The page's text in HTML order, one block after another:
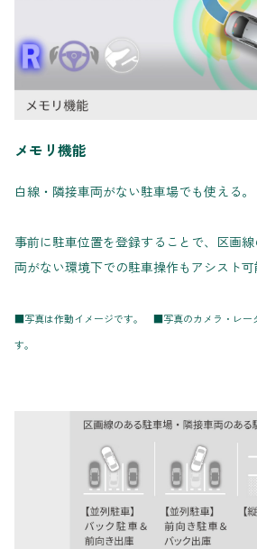
メモリ機能
白線・隣接車両がない駐車場でも使える。
事前に駐車位置を登録することで、区画
両がない環境下での駐車操作もアシスト可
■写真は作動イメージです。 ■写真のカメラ・レー
す。